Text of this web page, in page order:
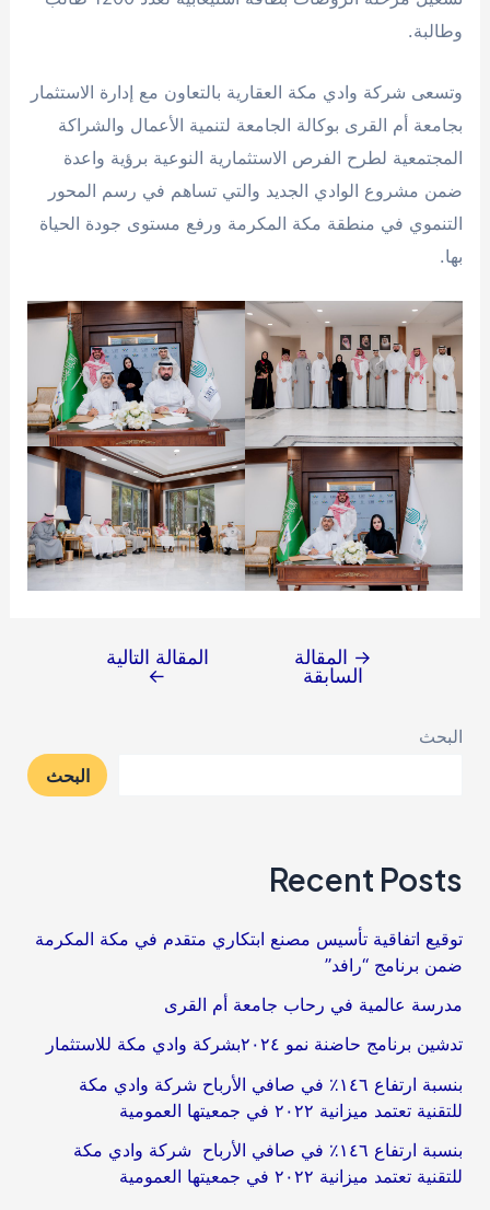
وطالبة.​
وتسعى شركة وادي مكة العقارية بالتعاون مع إدارة الاستثمار
بجامعة أم القرى بوكالة الجامعة لتنمية الأعمال والشراكة
المجتمعية لطرح الفرص الاستثمارية النوعية برؤية واعدة
ضمن مشروع الوادي الجديد والتي تساهم في رسم المحور
التنموي في منطقة مكة المكرمة ورفع مستوى جودة الحياة
بها.
→ المقالة
السابقة
المقالة التالية
←
البحث
البحث
Recent Posts
توقيع اتفاقية تأسيس مصنع ابتكاري متقدم في مكة المكرمة
ضمن برنامج “رافد”
مدرسة عالمية في رحاب جامعة أم القرى​
تدشين برنامج حاضنة نمو ٢٠٢٤بشركة وادي مكة للاستثمار
بنسبة ارتفاع ١٤٦٪؜ في صافي الأرباح شركة وادي مكة
للتقنية تعتمد ميزانية ٢٠٢٢ في جمعيتها العمومية
بنسبة ارتفاع ١٤٦٪؜ في صافي الأرباح شركة وادي مكة
للتقنية تعتمد ميزانية ٢٠٢٢ في جمعيتها العمومية